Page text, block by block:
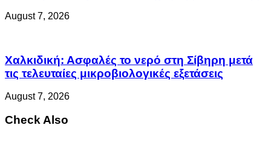
August 7, 2026
Χαλκιδική: Ασφαλές το νερό στη Σίβηρη μετά
τις τελευταίες μικροβιολογικές εξετάσεις
August 7, 2026
Check Also